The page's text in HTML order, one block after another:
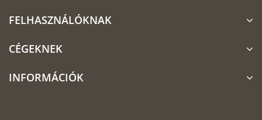
FELHASZNÁLÓKNAK
CÉGEKNEK
INFORMÁCIÓK